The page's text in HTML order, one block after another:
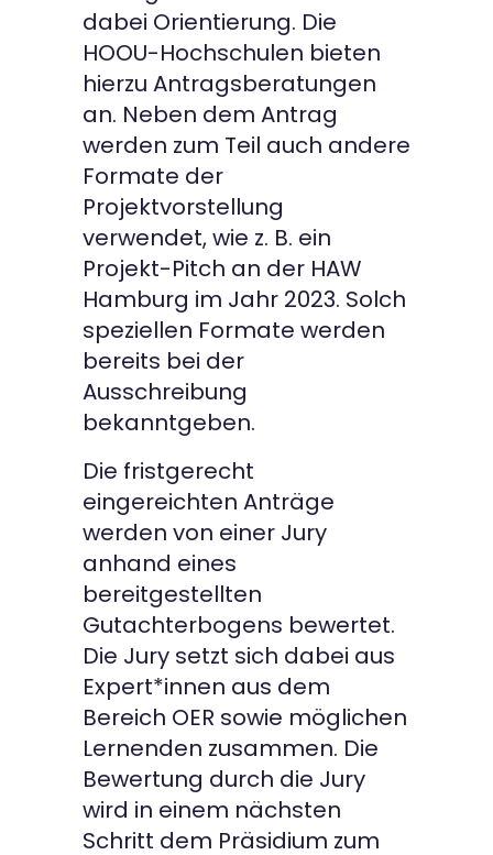
dabei Orientierung. Die
HOOU-Hochschulen bieten
hierzu Antragsberatungen
an. Neben dem Antrag
werden zum Teil auch andere
Formate der
Projektvorstellung
verwendet, wie z. B. ein
Projekt-Pitch an der HAW
Hamburg im Jahr 2023. Solch
speziellen Formate werden
bereits bei der
Ausschreibung
bekanntgeben.
Die fristgerecht
eingereichten Anträge
werden von einer Jury
anhand eines
bereitgestellten
Gutachterbogens bewertet.
Die Jury setzt sich dabei aus
Expert*innen aus dem
Bereich OER sowie möglichen
Lernenden zusammen. Die
Bewertung durch die Jury
wird in einem nächsten
Schritt dem Präsidium zum